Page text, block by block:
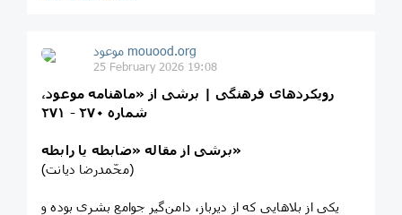
موعود mouood.org
25 February 2026 19:08
رویکردهای فرهنگی | برشی از «ماهنامه موعود،
شماره ۲۷۰ - ۲۷۱
برشی از مقاله «ضابطه یا رابطه»
(محّمدرضا دیانت)
یکی از بلاهایی که از دیرباز، دامن‌گیر جوامع بشری بوده و